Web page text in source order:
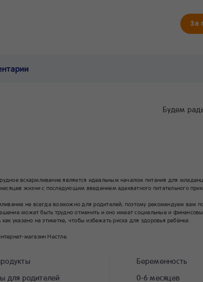
За
Будем
вскармливание является идеальным началом питания для
жизни с последующим введением адекватного питательного
не всегда возможно для родителей, поэтому рекомендуем вам
может быть трудно отменить и оно имеет социальные и
как указано на этикетке, чтобы избежать риска для здоровья ребёнка.
магазин Нестле.
для родителей
Беременность
0-6 месяцев